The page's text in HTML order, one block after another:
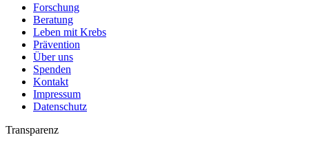
Forschung
Beratung
Leben mit Krebs
Prävention
Über uns
Spenden
Kontakt
Impressum
Datenschutz
Transparenz